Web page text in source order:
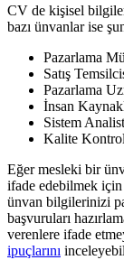
CV de kişisel bilgiler
bazı ünvanlar ise
Pazarlama
Satış
Pazarlama
İnsan
Sistem
Kalite
Eğer mesleki bir
ifade edebilmek
ünvan bilgilerinizi
başvuruları
verenlere ifade
ipuçlarını